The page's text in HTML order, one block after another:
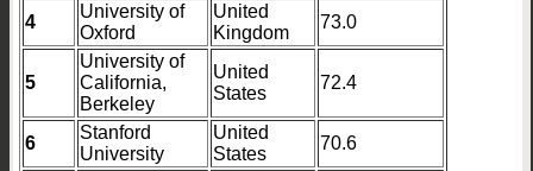
4
University of
Oxford
United
Kingdom
73.0
5
University of
California,
Berkeley
United
States
72.4
6
Stanford
University
United
States
70.6